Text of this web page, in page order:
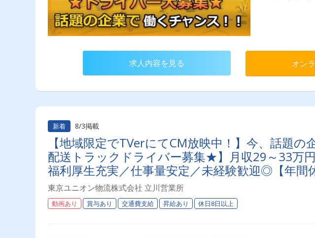
等の配送▶16時頃⇒帰
求人内容を見る オン
新着 8/3掲載
【地域限定でTVerにてCM放映中！】今、話題
配送トラックドライバー募集★】月収29～33万
福利厚生充実／仕事量安定／未経験歓迎◎【年間
り◎プライベート充実可◎ 「安心・安全」で働く
ライバーライフを送りませんか？
東京ユニオン物流株式会社 立川営業所
動画あり 賞与あり 交通費支給 昇給あり 休日8日以上